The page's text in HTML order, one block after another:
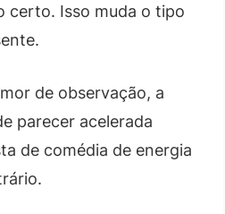
certo. Isso muda o tipo
de observação, a
parecer acelerada
de comédia de energia